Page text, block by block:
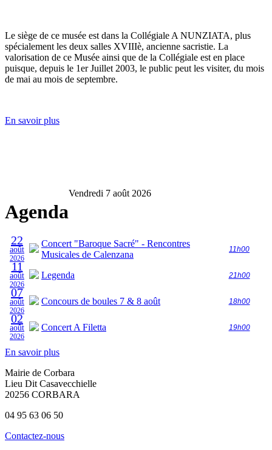
Le siège de ce musée est dans la Collégiale A NUNZIATA, plus
spécialement les deux salles XVIIIè, ancienne sacristie. La
valorisation de ce Musée ainsi que de la Collégiale est en place
puisque, depuis le 1er Juillet 2003, le public peut les visiter, du mois
de mai au mois de septembre.
En savoir plus
Agenda
Vendredi 7 août 2026
22
août
2026
Concert "Baroque Sacré" - Rencontres
Musicales de Calenzana
11h00
11
août
2026
Legenda 21h00
07
août
2026
Concours de boules 7 & 8 août 18h00
02
août
2026
Concert A Filetta 19h00
En savoir plus
Mairie de Corbara
Lieu Dit Casavecchielle
20256 CORBARA
04 95 63 06 50
Contactez-nous